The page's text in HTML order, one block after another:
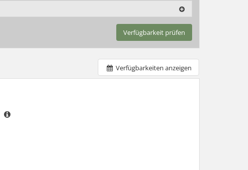
Verfügbarkeit prüfen
Verfügbarkeiten anzeigen